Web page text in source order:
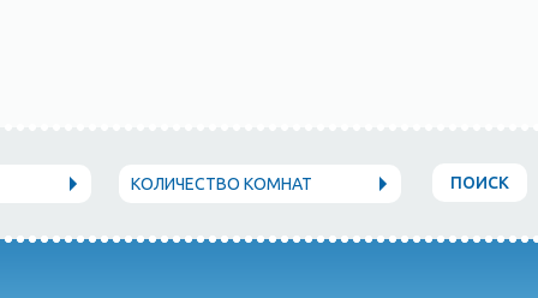
КОЛИЧЕСТВО КОМНАТ ПОИСК